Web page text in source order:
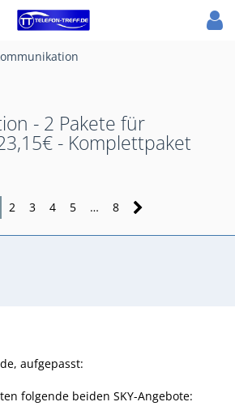
- 2 Pakete für
- Komplettpaket
2 3 4 5 … 8
aufgepasst:
folgende beiden SKY-Angebote: